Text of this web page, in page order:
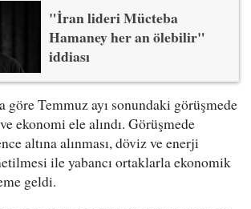
"İran lideri Mücteba
Hamaney her an ölebilir"
iddiası
göre Temmuz ayı sonundaki görüşmede
ekonomi ele alındı. Görüşmede
altına alınması, döviz ve enerji
ile yabancı ortaklarla ekonomik
geldi.